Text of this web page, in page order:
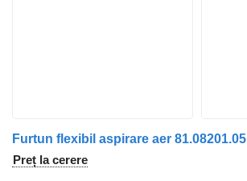
Preț la cerere